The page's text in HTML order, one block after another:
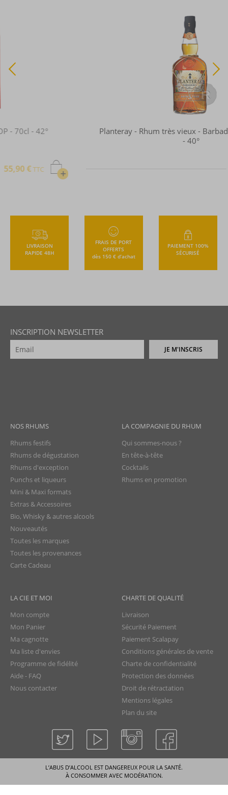
Planteray - Rhum très vieux - Barbados - 5 ans - 70cl
LIVRAISON
RAPIDE 48H
FRAIS DE PORT
OFFERTS
dès 150 € d’achat
PAIEMENT 100%
SÉCURISÉ
INSCRIPTION NEWSLETTER
JE M'INSCRIS
NOS RHUMS
Rhums festifs
Rhums de dégustation
Rhums d'exception
Punchs et liqueurs
Mini & Maxi formats
Extras & Accessoires
Bio, Whisky & autres alcools
Nouveautés
Toutes les marques
Toutes les provenances
Carte Cadeau
LA COMPAGNIE DU RHUM
Qui sommes-nous ?
En tête-à-tête
Cocktails
Rhums en promotion
LA CIE ET MOI
Mon compte
Mon Panier
Ma cagnotte
Ma liste d'envies
Programme de fidélité
Aide - FAQ
Nous contacter
CHARTE DE QUALITÉ
Livraison
Sécurité Paiement
Paiement Scalapay
Conditions générales de vente
Charte de confidentialité
Protection des données
Droit de rétractation
Mentions légales
Plan du site
La Compagnie du Rhum © tous droits réservés
L’ABUS D’ALCOOL EST DANGEREUX POUR LA SANTÉ.
À CONSOMMER AVEC MODÉRATION.